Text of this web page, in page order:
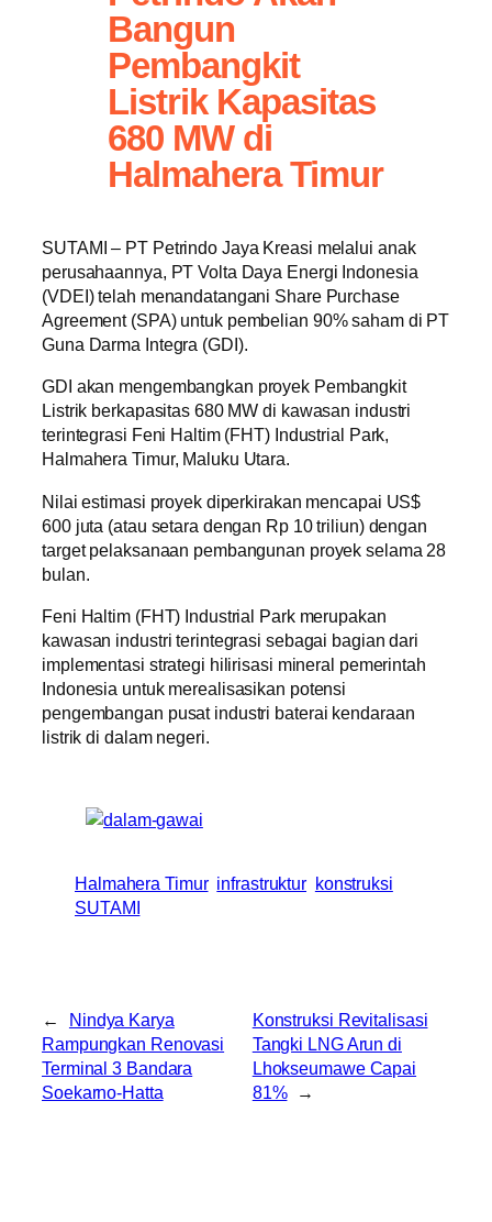
Bangun
Pembangkit
Listrik Kapasitas
680 MW di
Halmahera Timur
SUTAMI – PT Petrindo Jaya Kreasi melalui anak
perusahaannya, PT Volta Daya Energi Indonesia
(VDEI) telah menandatangani Share Purchase
Agreement (SPA) untuk pembelian 90% saham di PT
Guna Darma Integra (GDI).
GDI akan mengembangkan proyek Pembangkit
Listrik berkapasitas 680 MW di kawasan industri
terintegrasi Feni Haltim (FHT) Industrial Park,
Halmahera Timur, Maluku Utara.
Nilai estimasi proyek diperkirakan mencapai US$
600 juta (atau setara dengan Rp 10 triliun) dengan
target pelaksanaan pembangunan proyek selama 28
bulan.
Feni Haltim (FHT) Industrial Park merupakan
kawasan industri terintegrasi sebagai bagian dari
implementasi strategi hilirisasi mineral pemerintah
Indonesia untuk merealisasikan potensi
pengembangan pusat industri baterai kendaraan
listrik di dalam negeri.
Halmahera Timur infrastruktur konstruksi
SUTAMI
←
Nindya Karya
Rampungkan Renovasi
Terminal 3 Bandara
Soekarno-Hatta
Konstruksi Revitalisasi
Tangki LNG Arun di
Lhokseumawe Capai
81%
→